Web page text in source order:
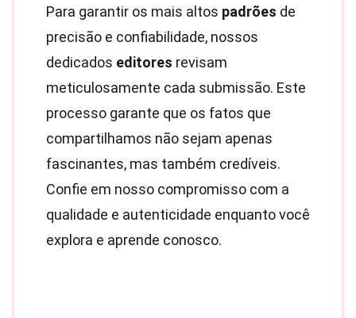
Para garantir os mais altos padrões de
precisão e confiabilidade, nossos
dedicados editores revisam
meticulosamente cada submissão. Este
processo garante que os fatos que
compartilhamos não sejam apenas
fascinantes, mas também credíveis.
Confie em nosso compromisso com a
qualidade e autenticidade enquanto você
explora e aprende conosco.